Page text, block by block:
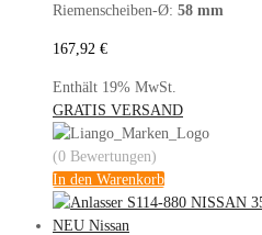
Riemenscheiben-Ø: 58 mm
167,92 €
Enthält 19% MwSt.
GRATIS VERSAND
(0 Bewertungen)
In den Warenkorb